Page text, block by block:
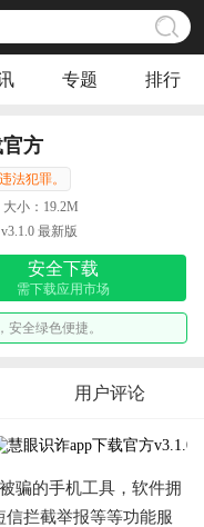
专题 排行
方
法犯罪。
大小： 19.2M
v3.1.0 最新版
安全下载
需下载应用市场
全绿色便捷。
用户评论
骗的手机工具，软件拥
拦截举报等等功能服